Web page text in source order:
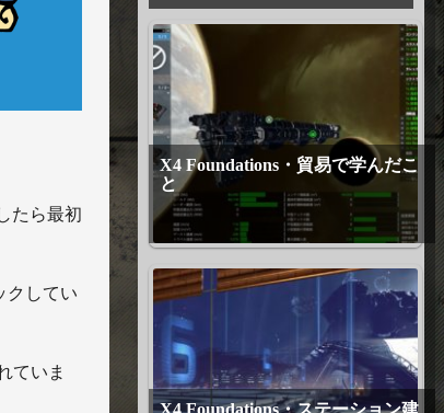
たら最初
クしてい
ていま
X4 Foundations・貿易で学んだこ
と
X4 Foundations・ステーション建